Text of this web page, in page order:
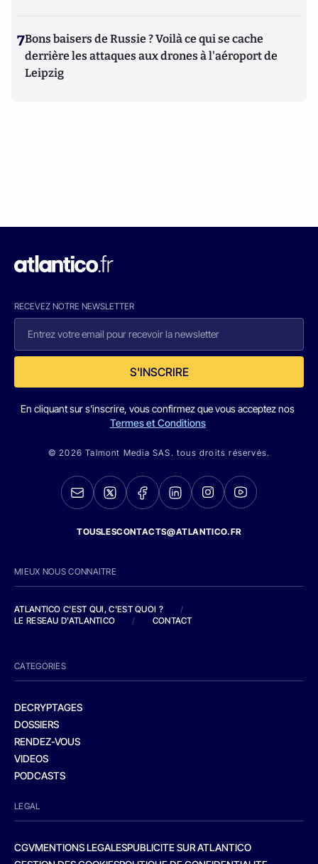
7Bons baisers de Russie ? Voilà ce qui se cache
derrière les attaques aux drones à l'aéroport de
Leipzig
RECEVEZ NOTRE NEWSLETTER
S'INSCRIRE
En cliquant sur s'inscrire, vous confirmez que vous acceptez nos
Termes et Conditions
© 2026 Talmont Media SAS. tous droits réservés.
TOUSLESCONTACTS@ATLANTICO.FR
MIEUX NOUS CONNAITRE
ATLANTICO C'EST QUI, C'EST QUOI ?
/
LE RESEAU D'ATLANTICO
/ CONTACT
CATEGORIES
DECRYPTAGES
DOSSIERS
RENDEZ-VOUS
VIDEOS
PODCASTS
LEGAL
CGVMENTIONS LEGALESPUBLICITE SUR ATLANTICO